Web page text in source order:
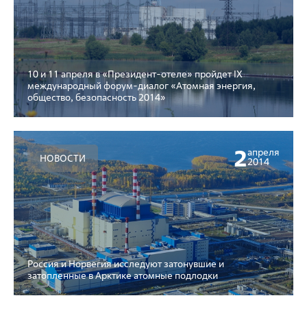
10 и 11 апреля в «Президент-отеле» пройдет IX
международный форум-диалог «Атомная энергия,
общество, безопасность 2014»
НОВОСТИ 2апреля
2014
Россия и Норвегия исследуют затонувшие и
затопленные в Арктике атомные подлодки